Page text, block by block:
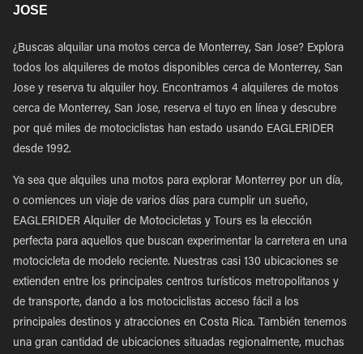
JOSE
¿Buscas alquilar una motos cerca de Monterrey, San Jose? Explora
todos los alquileres de motos disponibles cerca de Monterrey, San
Jose y reserva tu alquiler hoy. Encontramos 4 alquileres de motos
cerca de Monterrey, San Jose, reserva el tuyo en línea y descubre
por qué miles de motociclistas han estado usando EAGLERIDER
desde 1992.
Ya sea que alquiles una motos para explorar Monterrey por un día,
o comiences un viaje de varios días para cumplir un sueño,
EAGLERIDER Alquiler de Motocicletas y Tours es la elección
perfecta para aquellos que buscan experimentar la carretera en una
motocicleta de modelo reciente. Nuestras casi 130 ubicaciones se
extienden entre los principales centros turísticos metropolitanos y
de transporte, dando a los motociclistas acceso fácil a los
principales destinos y atracciones en Costa Rica. También tenemos
una gran cantidad de ubicaciones situadas regionalmente, muchas